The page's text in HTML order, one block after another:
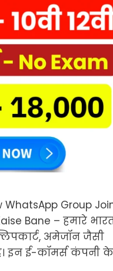
WhatsApp Group
Bane – हमारे
अमेजॉन जैसी
ई-कॉमर्स कंपनी के